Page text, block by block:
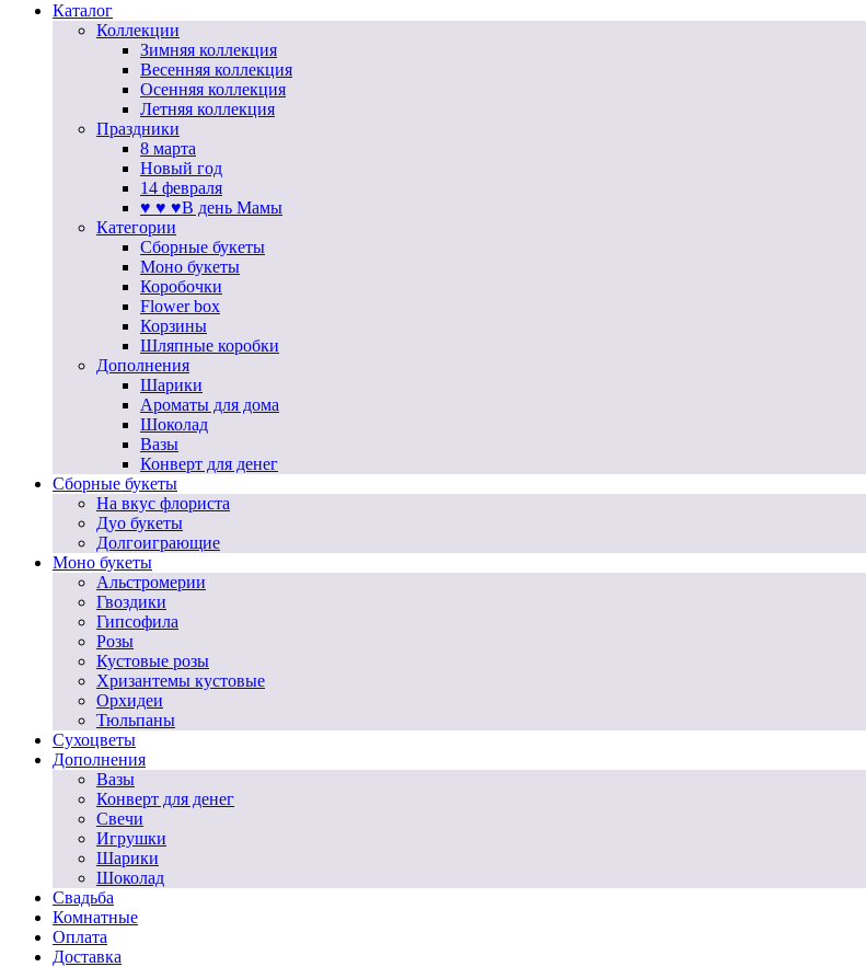
Каталог
Коллекции
Зимняя коллекция
Весенняя коллекция
Осенняя коллекция
Летняя коллекция
Праздники
8 марта
Новый год
14 февраля
♥ ♥ ♥В день Мамы
Категории
Сборные букеты
Моно букеты
Коробочки
Flower box
Корзины
Шляпные коробки
Дополнения
Шарики
Ароматы для дома
Шоколад
Вазы
Конверт для денег
Сборные букеты
На вкус флориста
Дуо букеты
Долгоиграющие
Моно букеты
Альстромерии
Гвоздики
Гипсофила
Розы
Кустовые розы
Хризантемы кустовые
Орхидеи
Тюльпаны
Сухоцветы
Дополнения
Вазы
Конверт для денег
Свечи
Игрушки
Шарики
Шоколад
Свадьба
Комнатные
Оплата
Доставка